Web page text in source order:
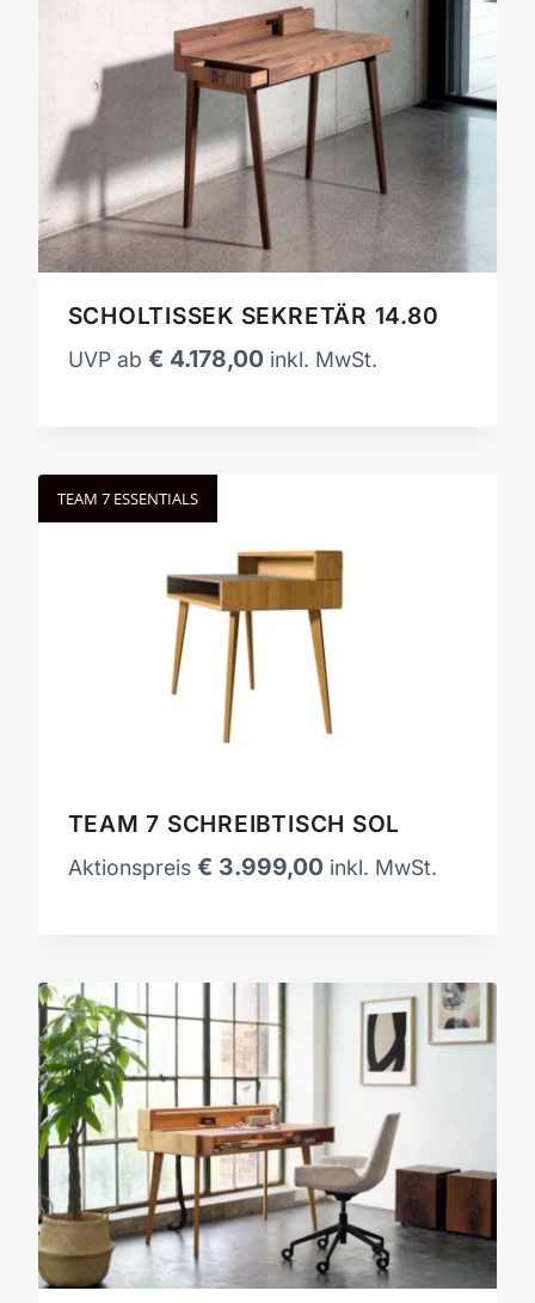
SCHOLTISSEK SEKRETÄR 14.80
UVP ab € 4.178,00 inkl. MwSt.
TEAM 7 ESSENTIALS
TEAM 7 SCHREIBTISCH SOL
Aktionspreis € 3.999,00 inkl. MwSt.